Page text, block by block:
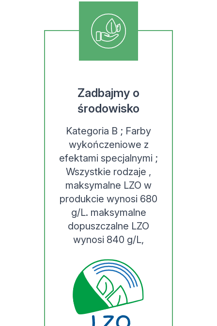
Zadbajmy o
środowisko
Kategoria B ; Farby
wykończeniowe z
efektami specjalnymi ;
Wszystkie rodzaje ,
maksymalne LZO w
produkcie wynosi 680
g/L. maksymalne
dopuszczalne LZO
wynosi 840 g/L,